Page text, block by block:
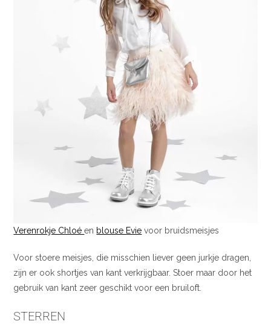
Verenrokje Chloéen blouse Evie voor bruidsmeisjes
Voor stoere meisjes, die misschien liever geen jurkje dragen,
zijn er ook shortjes van kant verkrijgbaar. Stoer maar door het
gebruik van kant zeer geschikt voor een bruiloft.
STERREN